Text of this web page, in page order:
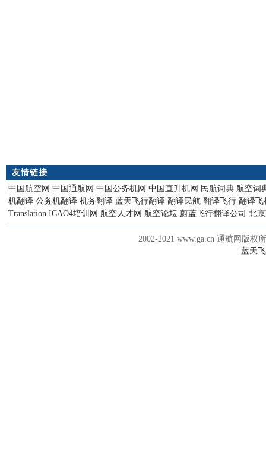
友情链接
中国航空网 中国通航网 中国公务机网 中国直升机网 民航词典 航空词
机翻译 公务机翻译 机务翻译 蓝天飞行翻译 翻译民航 翻译飞行 翻译飞
Translation ICAO4培训网 航空人才网 航空论坛 蔚蓝飞行翻译公司 北
2002-2021 www.ga.cn 通航网版权
蓝天